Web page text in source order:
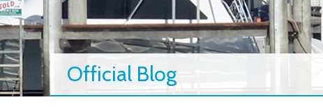
Official Blog